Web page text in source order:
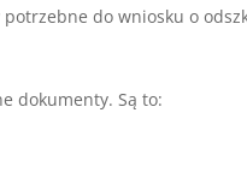
potrzebne do wniosku o
dokumenty. Są to: